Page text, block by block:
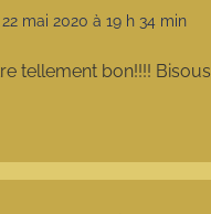
22 mai 2020 à 19 h 34 min
tellement bon!!!! Bisous